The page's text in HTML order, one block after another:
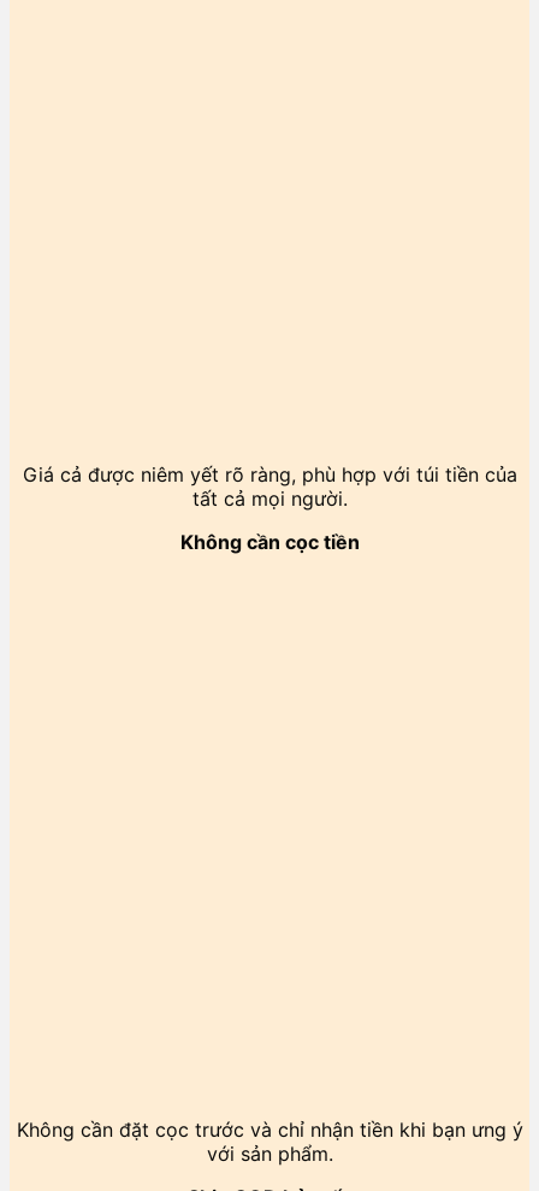
Giá cả được niêm yết rõ ràng, phù hợp với túi tiền của
tất cả mọi người.
Không cần cọc tiền
Không cần đặt cọc trước và chỉ nhận tiền khi bạn ưng ý
với sản phẩm.